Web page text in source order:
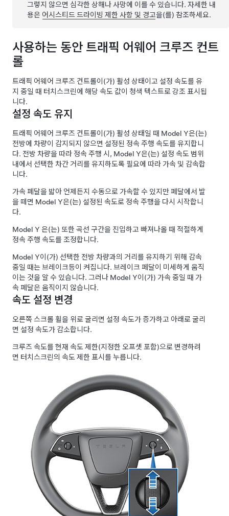
그렇지 않으면 심각한 상해나 사망에 이를 수 있습니다. 자세한 내
용은 어시스티드 드라이빙 제한 사항 및 경고을(를) 참조하세요.
사용하는 동안 트래픽 어웨어 크루즈 컨트
롤
트래픽 어웨어 크루즈 컨트롤이(가) 활성 상태이고 설정 속도를 유
지 중일 때 터치스크린에 해당 속도 값이 청색 텍스트로 강조 표시됩
니다.
설정 속도 유지
트래픽 어웨어 크루즈 컨트롤이(가) 활성 상태일 때 Model Y은(는)
전방에 차량이 감지되지 않으면 설정된 정속 주행 속도를 유지합니
다. 전방 차량을 따라 정속 주행 시, Model Y은(는) 설정 속도 범위
내에서 선택한 차간 거리를 유지하도록 필요에 따라 가속 및 감속합
니다.
가속 페달을 밟아 언제든지 수동으로 가속할 수 있지만 페달에서 발
을 떼면 Model Y은(는) 설정된 속도로 정속 주행을 다시 시작합니
다.
Model Y 은(는) 또한 곡선 구간을 진입하고 빠져나올 때 적절하게
정속 주행 속도를 조정합니다.
Model Y이(가) 선택한 전방 차량과의 거리를 유지하기 위해 감속
중일 때는 브레이크등이 켜집니다. 브레이크 페달이 미세하게 움직
이는 것을 알 수 있습니다. 그러나 Model Y이(가) 가속 중일 때 가
속 페달은 움직이지 않습니다.
속도 설정 변경
오른쪽 스크롤 휠을 위로 굴리면 설정 속도가 증가하고 아래로 굴리
면 설정 속도가 감소합니다.
크루즈 속도를 현재 속도 제한(지정한 오프셋 포함)으로 변경하려
면 터치스크린의 속도 제한 표시를 누릅니다.